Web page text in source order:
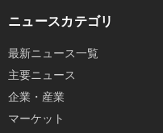
ニュースカテゴリ
最新ニュース一覧
主要ニュース
企業・産業
マーケット